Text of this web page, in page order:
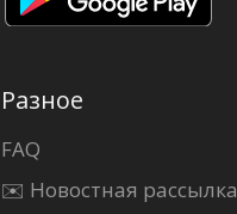
Разное
FAQ
✉️ Новостная рассылка